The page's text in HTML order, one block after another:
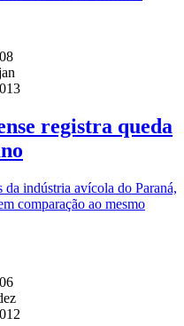
08
registra queda
da indústria avícola do Paraná,
comparação ao mesmo
06